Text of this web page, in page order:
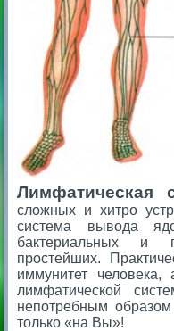
Лимфатическая
сложных и хитро
система вывода
бактериальных и
простейших.
иммунитет
лимфатической
непотребным
только «на Вы»!